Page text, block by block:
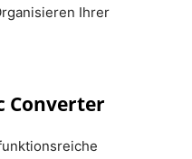
Ihrer
Converter